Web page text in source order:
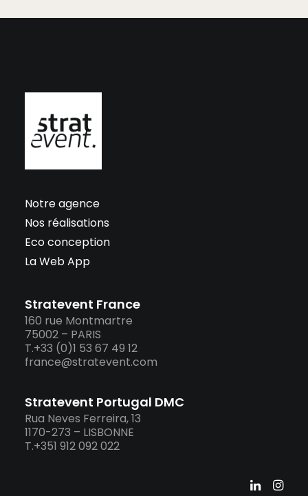
Notre agence
Nos réalisations
Eco conception
La Web App
Stratevent France
160 rue Montmartre
75002 – PARIS
T.+33 (0)1 53 67 49 12
france@stratevent.com
Stratevent Portugal DMC
Rua Neves Ferreira, 13
1170-273 – LISBONNE
T.+351 912 092 022